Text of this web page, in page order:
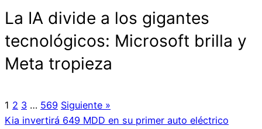
La IA divide a los gigantes
tecnológicos: Microsoft brilla y
Meta tropieza
1 2 3 … 569 Siguiente »
Kia invertirá 649 MDD en su primer auto eléctrico